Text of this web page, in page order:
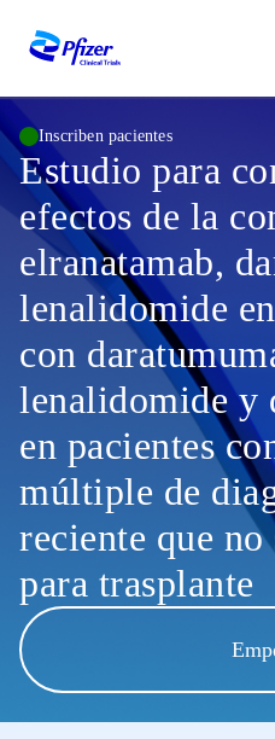
Inscriben pacientes
Estudio para
efectos de la
elranatamab,
lenalidomide
con
lenalidomide y
en pacientes
múltiple de
reciente que
para trasplante